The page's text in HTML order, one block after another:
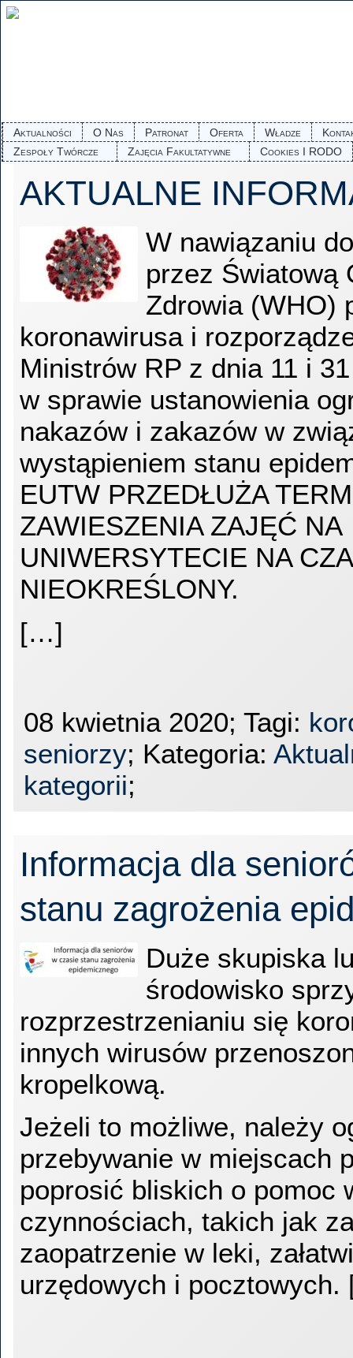
Aktualności O Nas Patronat Oferta Władze
Zespoły Twórcze
Zajęcia Fakultatywne Cookies I RODO
AKTUALNE
W nawiązaniu
przez Światową
Zdrowia (WHO)
koronawirusa i
Ministrów RP z dnia 11 i
w sprawie ustanowienia
nakazów i zakazów w
wystąpieniem stanu
EUTW PRZEDŁUŻA
ZAWIESZENIA ZAJĘĆ NA
UNIWERSYTECIE NA
NIEOKREŚLONY.
[…]
08 kwietnia 2020; Tagi:
seniorzy; Kategoria:
kategorii;
Informacja dla
stanu zagrożenia
Duże skupiska
środowisko
rozprzestrzenianiu się
innych wirusów
kropelkową.
Jeżeli to możliwe, należy
przebywanie w miejscach
poprosić bliskich o pomoc
czynnościach, takich jak
zaopatrzenie w leki,
urzędowych i